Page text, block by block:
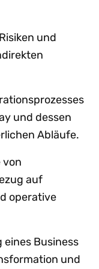
und
und dessen
Abläufe.
von
auf
operative
Business
und